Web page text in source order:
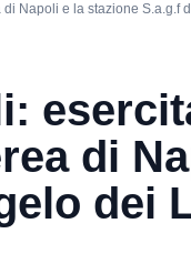
Napoli e la stazione S.a.g.f
di
dei